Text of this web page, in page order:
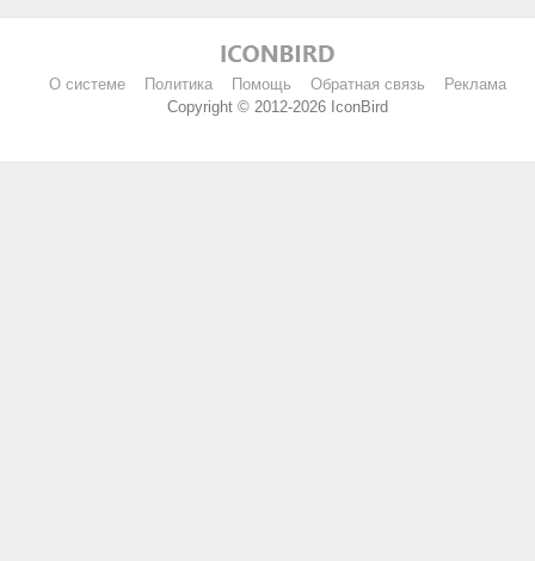
О системе Политика Помощь Обратная связь
Реклама
Copyright © 2012-2026 IconBird